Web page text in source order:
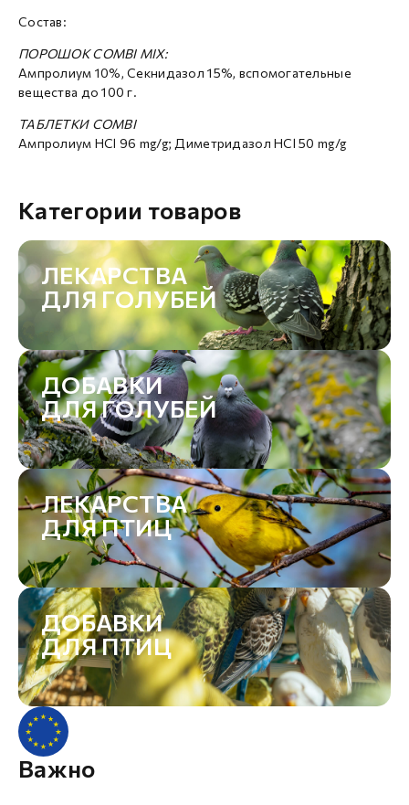
Состав:
ПОРОШОК COMBI MIX:
Ампролиум 10%, Секнидазол 15%, вспомогательные
вещества до 100 г.
ТАБЛЕТКИ COMBI
Ампролиум HCl 96 mg/g; Диметридазол HCl 50 mg/g
Категории товаров
ЛЕКАРСТВА
ДЛЯ ГОЛУБЕЙ
ДОБАВКИ
ДЛЯ ГОЛУБЕЙ
ЛЕКАРСТВА
ДЛЯ ПТИЦ
ДОБАВКИ
ДЛЯ ПТИЦ
Важно